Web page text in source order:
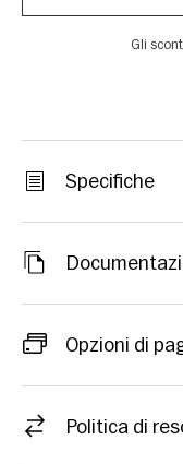
Gli
Specifiche
Opzioni di
Politica di